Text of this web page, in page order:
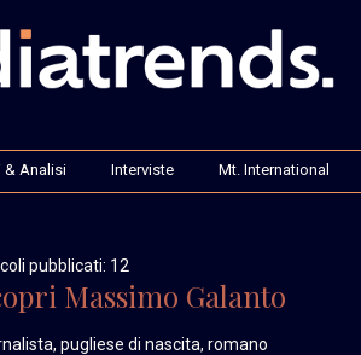
& Analisi Interviste Mt. International
pubblicati: 12
Massimo Galanto
pugliese di nascita, romano